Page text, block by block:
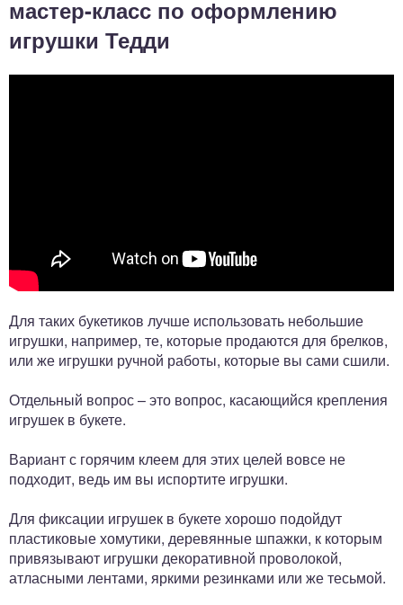
мастер-класс по оформлению
игрушки Тедди
Для таких букетиков лучше использовать небольшие
игрушки, например, те, которые продаются для брелков,
или же игрушки ручной работы, которые вы сами сшили.
Отдельный вопрос – это вопрос, касающийся крепления
игрушек в букете.
Вариант с горячим клеем для этих целей вовсе не
подходит, ведь им вы испортите игрушки.
Для фиксации игрушек в букете хорошо подойдут
пластиковые хомутики, деревянные шпажки, к которым
привязывают игрушки декоративной проволокой,
атласными лентами, яркими резинками или же тесьмой.